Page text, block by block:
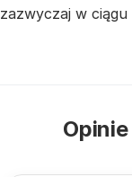
zazwyczaj w